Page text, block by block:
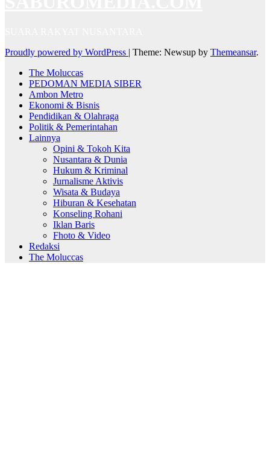
Proudly powered by WordPress | Theme: Newsup by Themeansar.
The Moluccas
PEDOMAN MEDIA SIBER
Ambon Metro
Ekonomi & Bisnis
Pendidikan & Olahraga
Politik & Pemerintahan
Lainnya
Opini & Tokoh Kita
Nusantara & Dunia
Hukum & Kriminal
Jurnalisme Aktivis
Wisata & Budaya
Hiburan & Kesehatan
Konseling Rohani
Iklan Baris
Fhoto & Video
Redaksi
The Moluccas